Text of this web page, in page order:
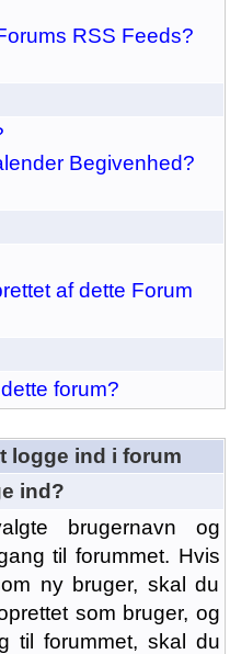
RSS Feeds?
Begivenhed?
af dette Forum
forum?
logge ind i forum
ind?
brugernavn og
til forummet. Hvis
ny bruger, skal du
som bruger, og
til forummet, skal du